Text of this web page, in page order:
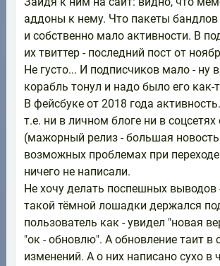
аддоны к нему. Что пакеты
и собственно мало активности. В
их твиттер - последний пост от
Не густо... И подписчиков мало - ну
корабль тонул и надо было его как-
В фейсбуке от 2018 года активность.
т.е. ни в личном блоге ни в соцсетях
(мажорный релиз - большая
возможных проблемах при переходе
ничего не написали.
Не хочу делать поспешных выводов
такой тёмной лошадки держался
пользователь как - увидел "новая
"ок - обновлю". А обновление таит в
изменений. А о них написано сухо в